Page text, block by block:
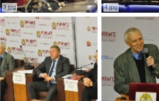
3.jpg 4.jpg